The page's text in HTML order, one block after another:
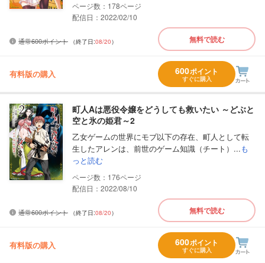
178
配信日：2022/02/10
通常600ポイント （終了日:08/20） 無料で読む
有料版の購入 600ポイント
すぐに購入
町人Aは悪役令嬢をどうしても救いたい ～どぶと
空と氷の姫君～2
乙女ゲームの世界にモブ以下の存在、町人として転
生したアレンは、前世のゲーム知識（チート）...も
っと読む
176
配信日：2022/08/10
通常600ポイント （終了日:08/20） 無料で読む
有料版の購入 600ポイント
すぐに購入